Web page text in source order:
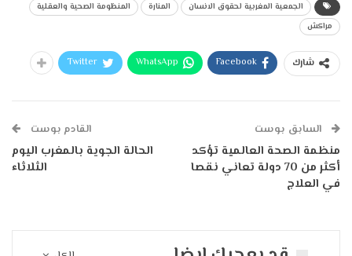
الجمعية المغربية لحقوق الانسان المنارة
المنظومة الصحية والعقلية
مراكش
شارك Facebook
WhatsApp
Twitter
السابق بوست
منظمة الصحة العالمية تؤكد
أكثر من 70 دولة تعاني نقصا
في العلاج
القادم بوست
الحالة الجوية بالمغرب اليوم
الثلاثاء